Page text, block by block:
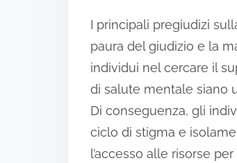
I principali pregiudizi
paura del giudizio e la
individui nel cercare il
di salute mentale siano
Di conseguenza, gli
ciclo di stigma e
l’accesso alle risorse